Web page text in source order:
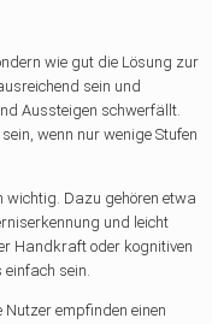
wie gut die Lösung zur
sein und
Aussteigen schwerfällt.
wenn nur wenige Stufen
wichtig. Dazu gehören etwa
und leicht
Handkraft oder kognitiven
einfach sein.
empfinden einen